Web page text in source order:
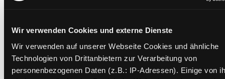
Wir verwenden Cookies und externe Dienste
Wir verwenden auf unserer Webseite Cookies und ähnliche
Technologien von Drittanbietern zur Verarbeitung von
personenbezogenen Daten (z.B.: IP-Adressen). Einige von
Mediengruppe:Sachbuch
Verfasser:Suche nach diesem Verfasser
Schulz, Thomas
Beschreibung ein-/ausblenden